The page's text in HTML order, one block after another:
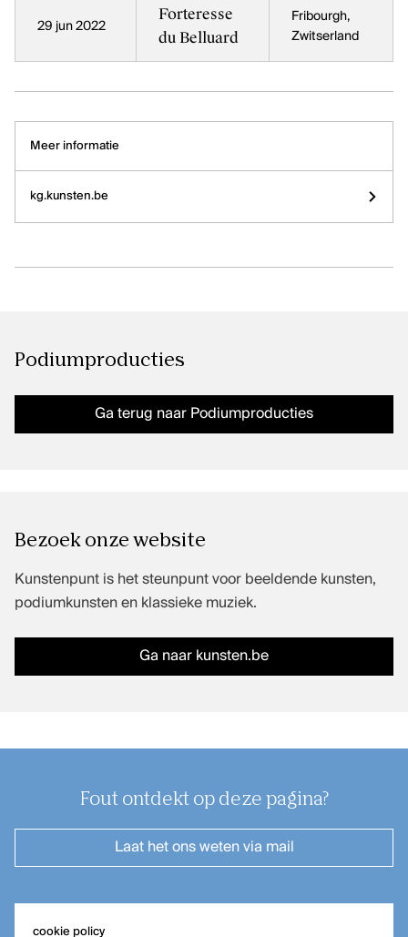
29 jun 2022
Forteresse
du Belluard
Fribourgh,
Zwitserland
Meer informatie
kg.kunsten.be
Podiumproducties
Ga terug naar Podiumproducties
Bezoek onze website
Kunstenpunt is het steunpunt voor beeldende kunsten,
podiumkunsten en klassieke muziek.
Ga naar kunsten.be
Fout ontdekt op deze pagina?
Laat het ons wetenvia mail
cookie policy